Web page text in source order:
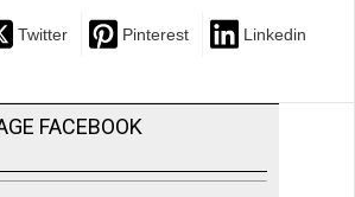
Twitter Pinterest Linkedin
FACEBOOK